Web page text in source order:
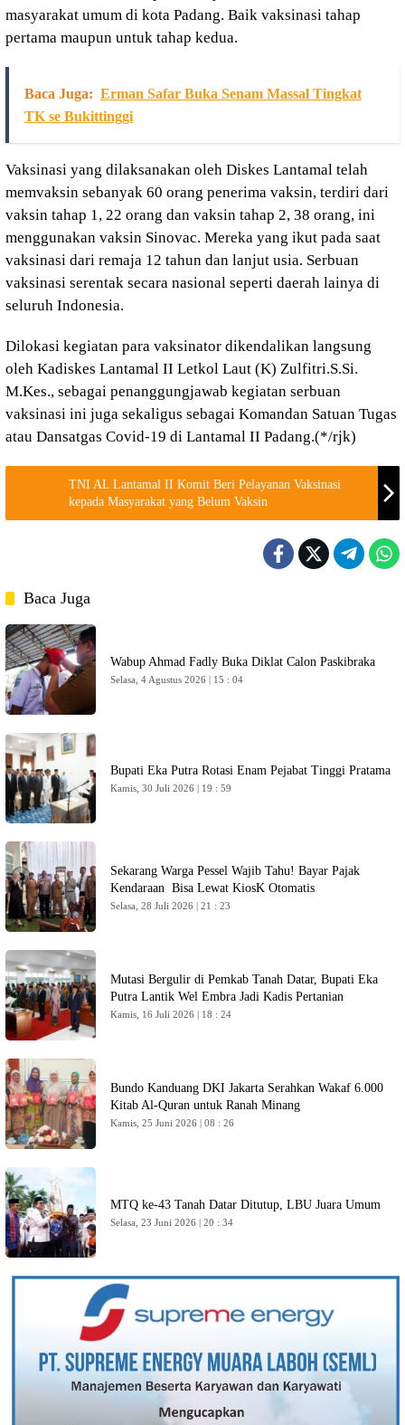
masyarakat umum di kota Padang. Baik vaksinasi tahap
pertama maupun untuk tahap kedua.
Baca Juga: Erman Safar Buka Senam Massal Tingkat
TK se Bukittinggi
Vaksinasi yang dilaksanakan oleh Diskes Lantamal telah
memvaksin sebanyak 60 orang penerima vaksin, terdiri dari
vaksin tahap 1, 22 orang dan vaksin tahap 2, 38 orang, ini
menggunakan vaksin Sinovac. Mereka yang ikut pada saat
vaksinasi dari remaja 12 tahun dan lanjut usia. Serbuan
vaksinasi serentak secara nasional seperti daerah lainya di
seluruh Indonesia.
Dilokasi kegiatan para vaksinator dikendalikan langsung
oleh Kadiskes Lantamal II Letkol Laut (K) Zulfitri.S.Si.
M.Kes., sebagai penanggungjawab kegiatan serbuan
vaksinasi ini juga sekaligus sebagai Komandan Satuan Tugas
atau Dansatgas Covid-19 di Lantamal II Padang.(*/rjk)
TNI AL Lantamal II Komit Beri Pelayanan Vaksinasi
kepada Masyarakat yang Belum Vaksin
Baca Juga
Wabup Ahmad Fadly Buka Diklat Calon Paskibraka
Selasa, 4 Agustus 2026 | 15 : 04
Bupati Eka Putra Rotasi Enam Pejabat Tinggi Pratama
Kamis, 30 Juli 2026 | 19 : 59
Sekarang Warga Pessel Wajib Tahu! Bayar Pajak
Kendaraan Bisa Lewat KiosK Otomatis
Selasa, 28 Juli 2026 | 21 : 23
Mutasi Bergulir di Pemkab Tanah Datar, Bupati Eka
Putra Lantik Wel Embra Jadi Kadis Pertanian
Kamis, 16 Juli 2026 | 18 : 24
Bundo Kanduang DKI Jakarta Serahkan Wakaf 6.000
Kitab Al-Quran untuk Ranah Minang
Kamis, 25 Juni 2026 | 08 : 26
MTQ ke-43 Tanah Datar Ditutup, LBU Juara Umum
Selasa, 23 Juni 2026 | 20 : 34